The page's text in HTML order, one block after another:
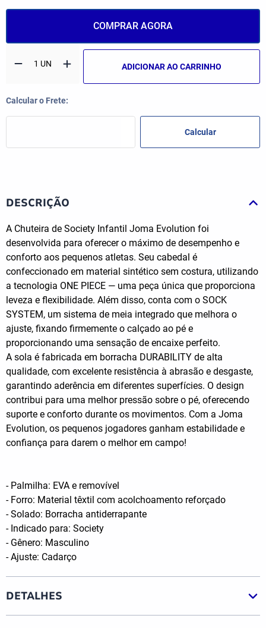
COMPRAR AGORA
ADICIONAR AO CARRINHO
DESCRIÇÃO
A Chuteira de Society Infantil Joma Evolution foi
desenvolvida para oferecer o máximo de desempenho e
conforto aos pequenos atletas. Seu cabedal é
confeccionado em material sintético sem costura, utilizando
a tecnologia ONE PIECE — uma peça única que proporciona
leveza e flexibilidade. Além disso, conta com o SOCK
SYSTEM, um sistema de meia integrado que melhora o
ajuste, fixando firmemente o calçado ao pé e
proporcionando uma sensação de encaixe perfeito.
A sola é fabricada em borracha DURABILITY de alta
qualidade, com excelente resistência à abrasão e desgaste,
garantindo aderência em diferentes superfícies. O design
contribui para uma melhor pressão sobre o pé, oferecendo
suporte e conforto durante os movimentos. Com a Joma
Evolution, os pequenos jogadores ganham estabilidade e
confiança para darem o melhor em campo!
- Palmilha: EVA e removível
- Forro: Material têxtil com acolchoamento reforçado
- Solado: Borracha antiderrapante
- Indicado para: Society
- Gênero: Masculino
- Ajuste: Cadarço
DETALHES